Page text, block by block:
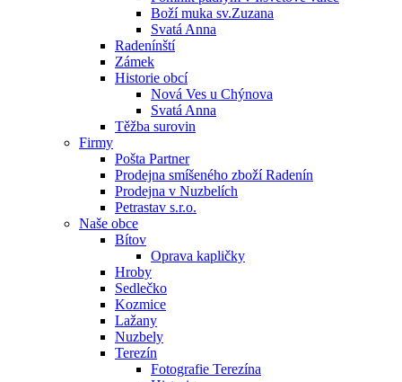
Boží muka sv.Zuzana
Svatá Anna
Radenínští
Zámek
Historie obcí
Nová Ves u Chýnova
Svatá Anna
Těžba surovin
Firmy
Pošta Partner
Prodejna smíšeného zboží Radenín
Prodejna v Nuzbelích
Petrastav s.r.o.
Naše obce
Bítov
Oprava kapličky
Hroby
Sedlečko
Kozmice
Lažany
Nuzbely
Terezín
Fotografie Terezína